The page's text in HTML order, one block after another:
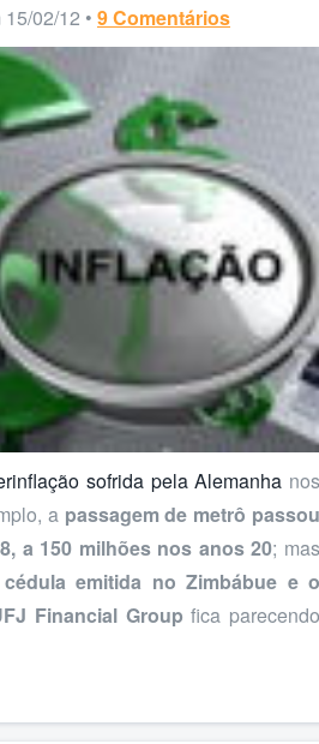
15/02/12 • 9 Comentários
sofrida pela Alemanha
a passagem de metrô
a 150 milhões nos anos 20;
cédula emitida no Zimbábue e
Financial Group fica